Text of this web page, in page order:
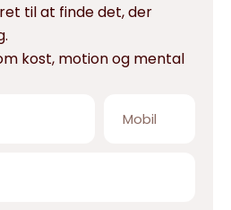
til at finde det, der
kost, motion og mental